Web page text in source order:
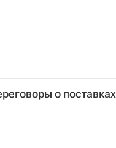
о поставках